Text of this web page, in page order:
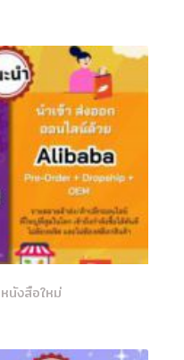
นังสือใหม่